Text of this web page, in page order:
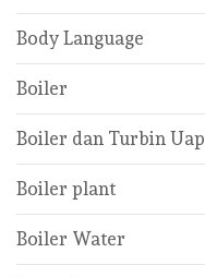
Body Language
Boiler
Boiler dan Turbin Uap
Boiler plant
Boiler Water